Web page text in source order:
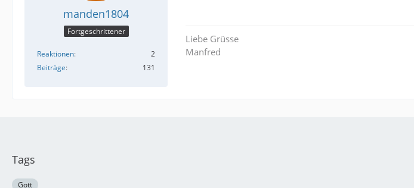
manden1804
Fortgeschrittener
Reaktionen
2
Beiträge
131
Liebe Grüsse
Manfred
Tags
Gott